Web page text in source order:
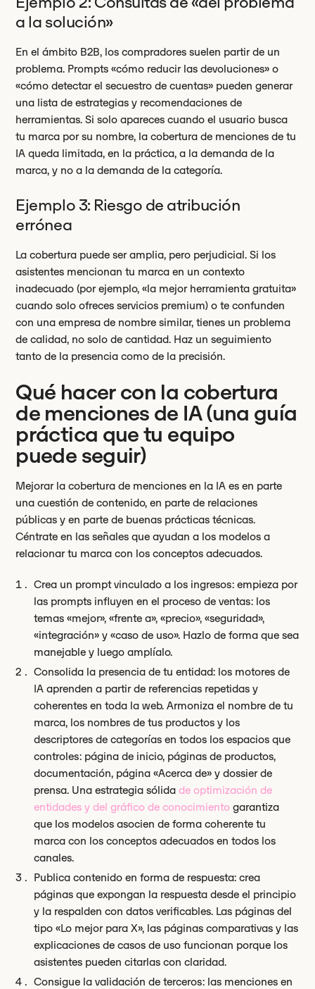
a la solución»
En el ámbito B2B, los compradores suelen partir de un
problema. Prompts «cómo reducir las devoluciones» o
«cómo detectar el secuestro de cuentas» pueden generar
una lista de estrategias y recomendaciones de
herramientas. Si solo apareces cuando el usuario busca
tu marca por su nombre, la cobertura de menciones de tu
IA queda limitada, en la práctica, a la demanda de la
marca, y no a la demanda de la categoría.
Ejemplo 3: Riesgo de atribución
errónea
La cobertura puede ser amplia, pero perjudicial. Si los
asistentes mencionan tu marca en un contexto
inadecuado (por ejemplo, «la mejor herramienta gratuita»
cuando solo ofreces servicios premium) o te confunden
con una empresa de nombre similar, tienes un problema
de calidad, no solo de cantidad. Haz un seguimiento
tanto de la presencia como de la precisión.
Qué hacer con la cobertura
de menciones de IA (una guía
práctica que tu equipo
puede seguir)
Mejorar la cobertura de menciones en la IA es en parte
una cuestión de contenido, en parte de relaciones
públicas y en parte de buenas prácticas técnicas.
Céntrate en las señales que ayudan a los modelos a
relacionar tu marca con los conceptos adecuados.
Crea un prompt vinculado a los ingresos: empieza por
las prompts influyen en el proceso de ventas: los
temas «mejor», «frente a», «precio», «seguridad»,
«integración» y «caso de uso». Hazlo de forma que sea
manejable y luego amplíalo.
Consolida la presencia de tu entidad: los motores de
IA aprenden a partir de referencias repetidas y
coherentes en toda la web. Armoniza el nombre de tu
marca, los nombres de tus productos y los
descriptores de categorías en todos los espacios que
controles: página de inicio, páginas de productos,
documentación, página «Acerca de» y dossier de
prensa. Una estrategia sólidade optimización de
entidades y del gráfico de conocimiento garantiza
que los modelos asocien de forma coherente tu
marca con los conceptos adecuados en todos los
canales.
Publica contenido en forma de respuesta: crea
páginas que expongan la respuesta desde el principio
y la respalden con datos verificables. Las páginas del
tipo «Lo mejor para X», las páginas comparativas y las
explicaciones de casos de uso funcionan porque los
asistentes pueden citarlas con claridad.
Consigue la validación de terceros: las menciones en